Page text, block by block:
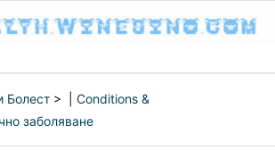
Болест > | Conditions &
заболяване